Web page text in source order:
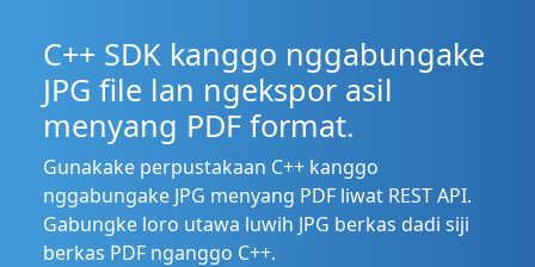
C++ SDK kanggo nggabungake
JPG file lan ngekspor asil
menyang PDF format.
Gunakake perpustakaan C++ kanggo
nggabungake JPG menyang PDF liwat REST API.
Gabungke loro utawa luwih JPG berkas dadi siji
berkas PDF nganggo C++.